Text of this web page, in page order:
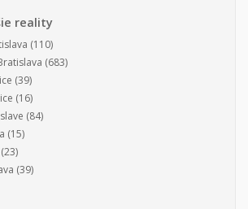
reality
(110)
(683)
(39)
(16)
(84)
(15)
(23)
(39)